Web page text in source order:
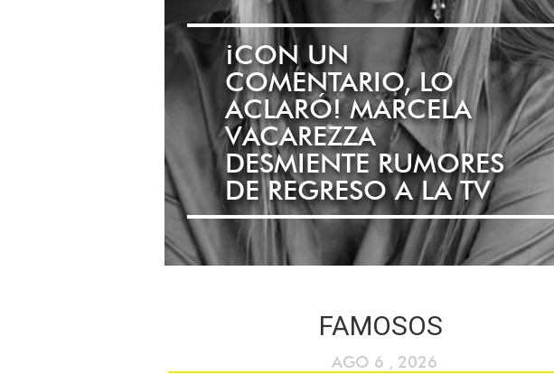
¡CON UN
COMENTARIO, LO
ACLARÓ! MARCELA
VACAREZZA
DESMIENTE RUMORES
DE REGRESO A LA TV
FAMOSOS
AGO 6 , 2026